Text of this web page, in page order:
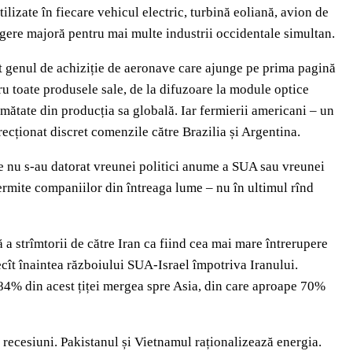
în fiecare vehicul electric, turbină eoliană, avion de
majoră pentru mai multe industrii occidentale simultan.
de achiziție de aeronave care ajunge pe prima pagină
toate produsele sale, de la difuzoare la module optice
din producția sa globală. Iar fermierii americani – un
discret comenzile către Brazilia și Argentina.
s-au datorat vreunei politici anume a SUA sau vreunei
companiilor din întreaga lume – nu în ultimul rînd
strîmtorii de către Iran ca fiind cea mai mare întrerupere
înaintea războiului SUA-Israel împotriva Iranului.
din acest țiței mergea spre Asia, din care aproape 70%
Pakistanul și Vietnamul raționalizează energia.